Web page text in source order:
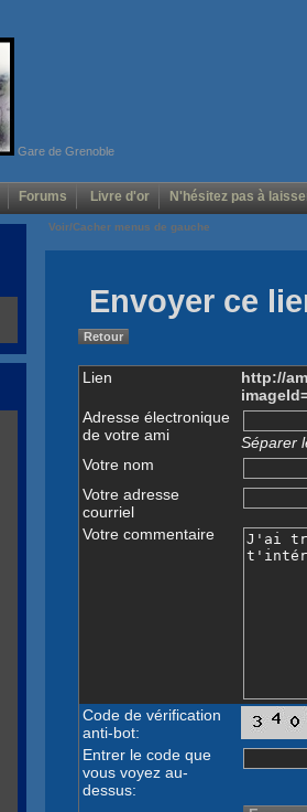
Gare de Grenoble
Forums Livre d'or N'hésitez pas à
Voir/Cacher menus de gauche
Envoyer ce
Retour
Lien
http://
Adresse électronique
de votre ami
Séparer
Votre nom
Votre adresse
courriel
Votre commentaire
Code de vérification
anti-bot:
Entrer le code que
vous voyez au-
dessus: